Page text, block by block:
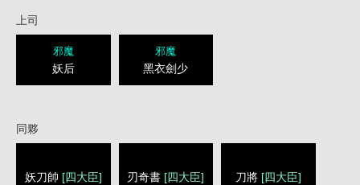
上司
邪魔
妖后
邪魔
黑衣劍少
同夥
妖刀帥 [四大臣] 刃奇書 [四大臣] 刀將 [四大臣]